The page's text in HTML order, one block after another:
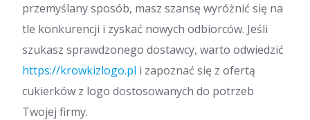
przemyślany sposób, masz szansę wyróżnić się na
tle konkurencji i zyskać nowych odbiorców. Jeśli
szukasz sprawdzonego dostawcy, warto odwiedzić
https://krowkizlogo.pl i zapoznać się z ofertą
cukierków z logo dostosowanych do potrzeb
Twojej firmy.